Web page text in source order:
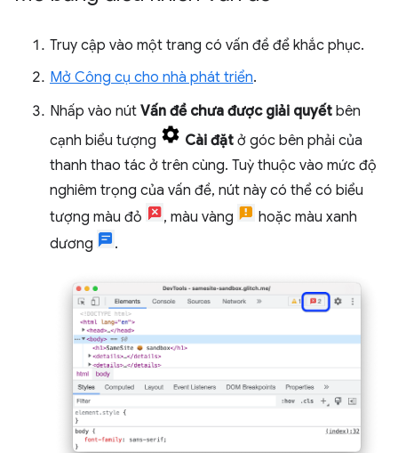
Truy cập vào một trang có vấn đề để khắc phục.
Mở Công cụ cho nhà phát triển.
Nhấp vào nút Vấn đề chưa được giải quyết bên
cạnh biểu tượng
Cài đặt ở góc bên phải của
thanh thao tác ở trên cùng. Tuỳ thuộc vào mức độ
nghiêm trọng của vấn đề, nút này có thể có biểu
tượng màu đỏ
, màu vàng
hoặc màu xanh
dương
.